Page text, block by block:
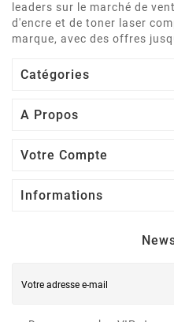
leaders sur le marché de
d'encre et de toner laser
marque, avec des offres
Catégories
A Propos
Votre Compte
Informations